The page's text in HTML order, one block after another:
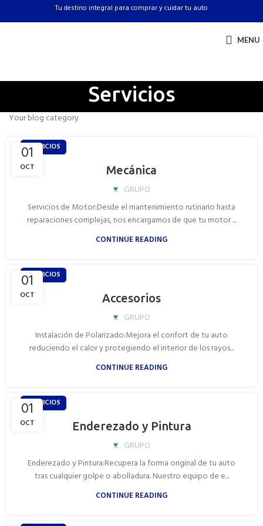
Tu destino integral para comprar y cuidar tu auto
MENU
Servicios
Your blog category
01
OCT
SERVICIOS
Mecánica
GRUPO
Servicios de Motor:Desde el mantenimiento rutinario hasta
reparaciones complejas, nos encargamos de que tu motor ...
CONTINUE READING
01
OCT
SERVICIOS
Accesorios
GRUPO
Instalación de Polarizado:Mejora el confort de tu auto
reduciendo el calor y protegiendo el interior de los rayos...
CONTINUE READING
01
OCT
SERVICIOS
Enderezado y Pintura
GRUPO
Enderezado y Pintura:Recupera la forma original de tu auto
tras cualquier golpe o abolladura. Nuestro equipo de e...
CONTINUE READING